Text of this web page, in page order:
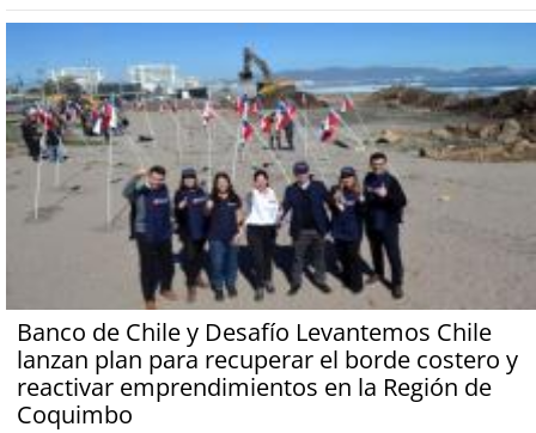
Banco de Chile y Desafío Levantemos Chile
lanzan plan para recuperar el borde costero y
reactivar emprendimientos en la Región de
Coquimbo